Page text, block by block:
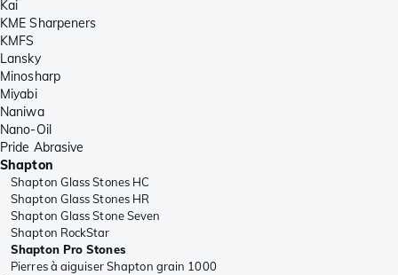
Kai
KME Sharpeners
KMFS
Lansky
Minosharp
Miyabi
Naniwa
Nano-Oil
Pride Abrasive
Shapton
Shapton Glass Stones HC
Shapton Glass Stones HR
Shapton Glass Stone Seven
Shapton RockStar
Shapton Pro Stones
Pierres à aiguiser Shapton grain 1000